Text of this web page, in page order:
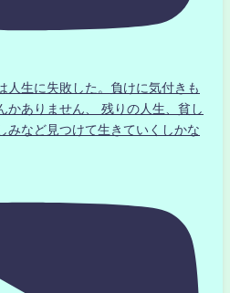
人生に失敗した。負けに気付きも
かありません、 残りの人生、貧し
みなど見つけて生きていくしかな